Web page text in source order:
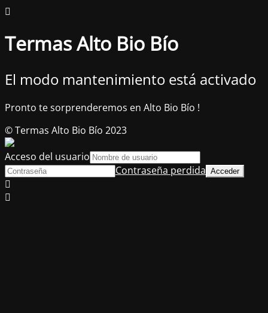
Termas Alto Bio Bío
El modo mantenimiento está activado
Pronto te sorprenderemos en Alto Bio Bío !
© Termas Alto Bio Bío 2023
Acceso del usuario
Contraseña perdida